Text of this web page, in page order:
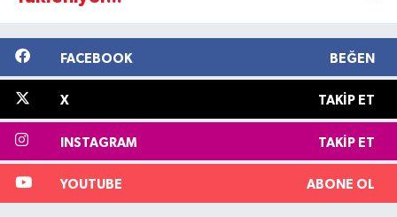
FACEBOOK BEĞEN
X TAKIP ET
INSTAGRAM TAKIP ET
YOUTUBE ABONE OL